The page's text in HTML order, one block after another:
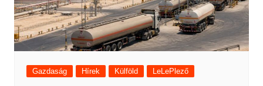
Gazdaság Hírek Külföld LeLePlező